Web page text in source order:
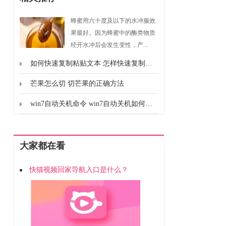
蜂蜜用六十度及以下的水冲服效
果最好。因为蜂蜜中的酶类物质
经开水冲后会发生变性，产...
如何快速复制粘贴文本 怎样快速复制粘贴文本
芒果怎么切 切芒果的正确方法
win7自动关机命令 win7自动关机如何设置
大家都在看
快猫视频回家导航入口是什么？